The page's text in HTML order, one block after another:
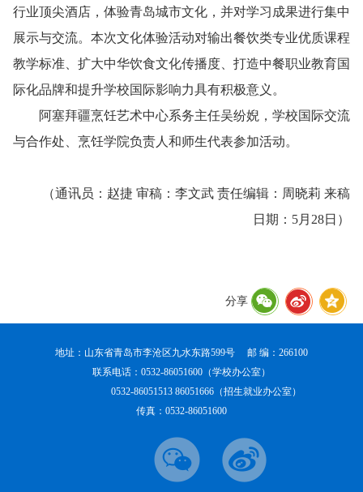
行业顶尖酒店，体验青岛城市文化，并对学习成果进行集中
展示与交流。本次文化体验活动对输出餐饮类专业优质课程
教学标准、扩大中华饮食文化传播度、打造中餐职业教育国
际化品牌和提升学校国际影响力具有积极意义。
阿塞拜疆烹饪艺术中心系务主任吴纷婗，学校国际交流
与合作处、烹饪学院负责人和师生代表参加活动。
（通讯员：赵捷 审稿：李文武 责任编辑：周晓莉 来稿
日期：5月28日）
分享
地址：山东省青岛市李沧区九水东路599号 邮 编：266100
联系电话：0532-86051600（学校办公室）
0532-86051513 86051666（招生就业办公室）
传真：0532-86051600